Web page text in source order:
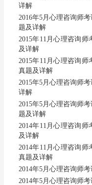
详解
2016年5月心理咨询师
题及详解
2015年11月心理咨询
及详解
2015年11月心理咨询师
真题及详解
2015年5月心理咨询师
详解
2015年5月心理咨询师
题及详解
2014年11月心理咨询
及详解
2014年11月心理咨询师
真题及详解
2014年5月心理咨询师
2014年5月心理咨询师